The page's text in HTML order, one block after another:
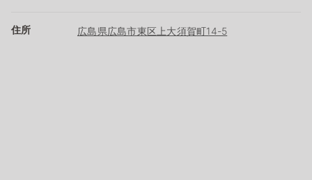
住所 広島県広島市東区上大須賀町14-5